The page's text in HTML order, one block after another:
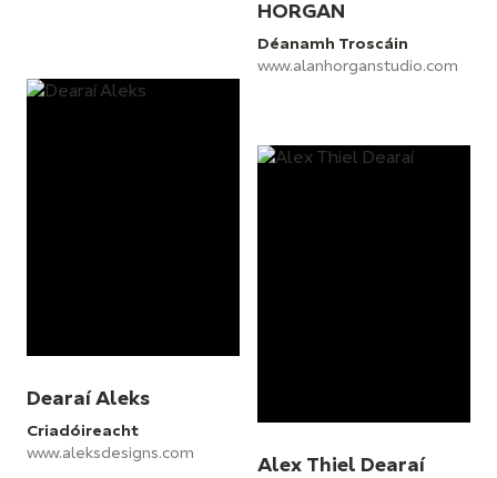
HORGAN
Déanamh Troscáin
www.alanhorganstudio.com
Dearaí Aleks
Criadóireacht
www.aleksdesigns.com
Alex Thiel Dearaí